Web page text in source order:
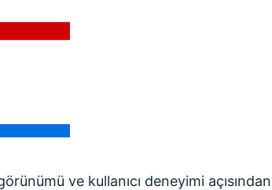
ve kullanıcı deneyimi açısından